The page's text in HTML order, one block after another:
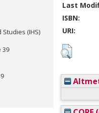
(IHS)
39
Last
ISBN:
URI: